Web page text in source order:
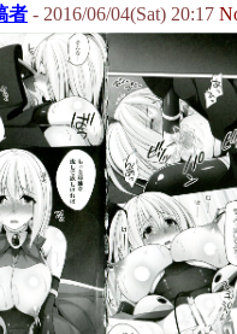
者 - 2016/06/04(Sat) 20:17